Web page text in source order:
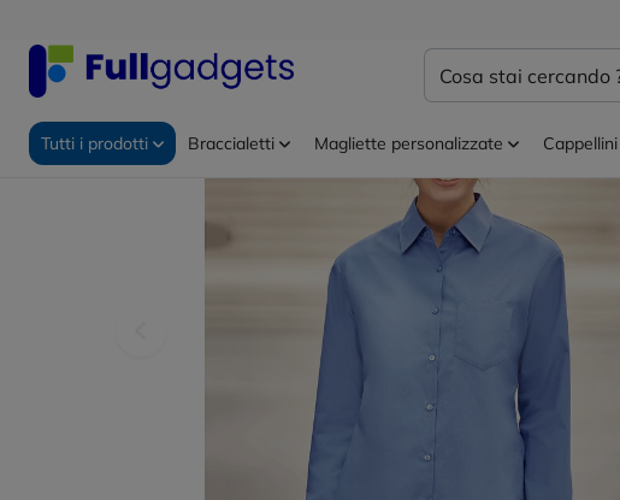
Tutti i prodotti Braccialetti Magliette personalizzate Cappellini